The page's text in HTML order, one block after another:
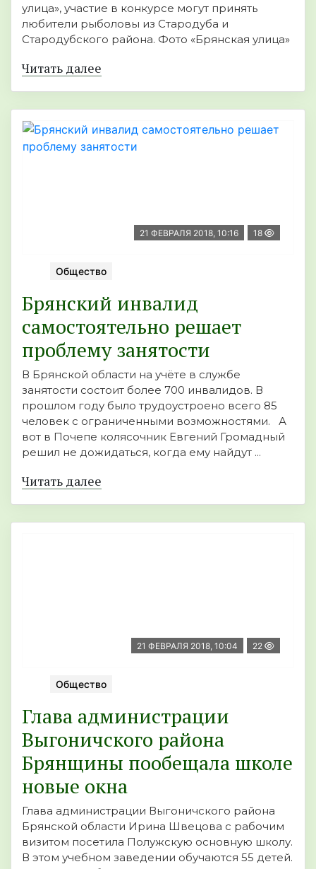
улица», участие в конкурсе могут принять
любители рыболовы из Стародуба и
Стародубского района. Фото «Брянская улица»
Читать далее
21 ФЕВРАЛЯ 2018, 10:16 18
Общество
Брянский инвалид
самостоятельно решает
проблему занятости
В Брянской области на учёте в службе
занятости состоит более 700 инвалидов. В
прошлом году было трудоустроено всего 85
человек с ограниченными возможностями. А
вот в Почепе колясочник Евгений Громадный
решил не дожидаться, когда ему найдут ...
Читать далее
21 ФЕВРАЛЯ 2018, 10:04 22
Общество
Глава администрации
Выгоничского района
Брянщины пообещала школе
новые окна
Глава администрации Выгоничского района
Брянской области Ирина Швецова с рабочим
визитом посетила Полужскую основную школу.
В этом учебном заведении обучаются 55 детей.